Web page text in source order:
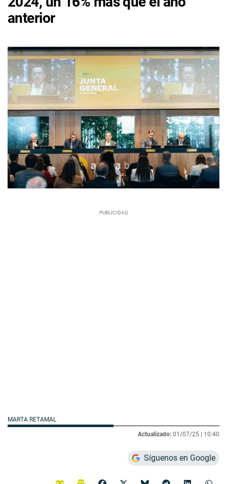
anterior
MARTA RETAMAL
Actualizado: 01/07/25 | 10:40
Síguenos en Google